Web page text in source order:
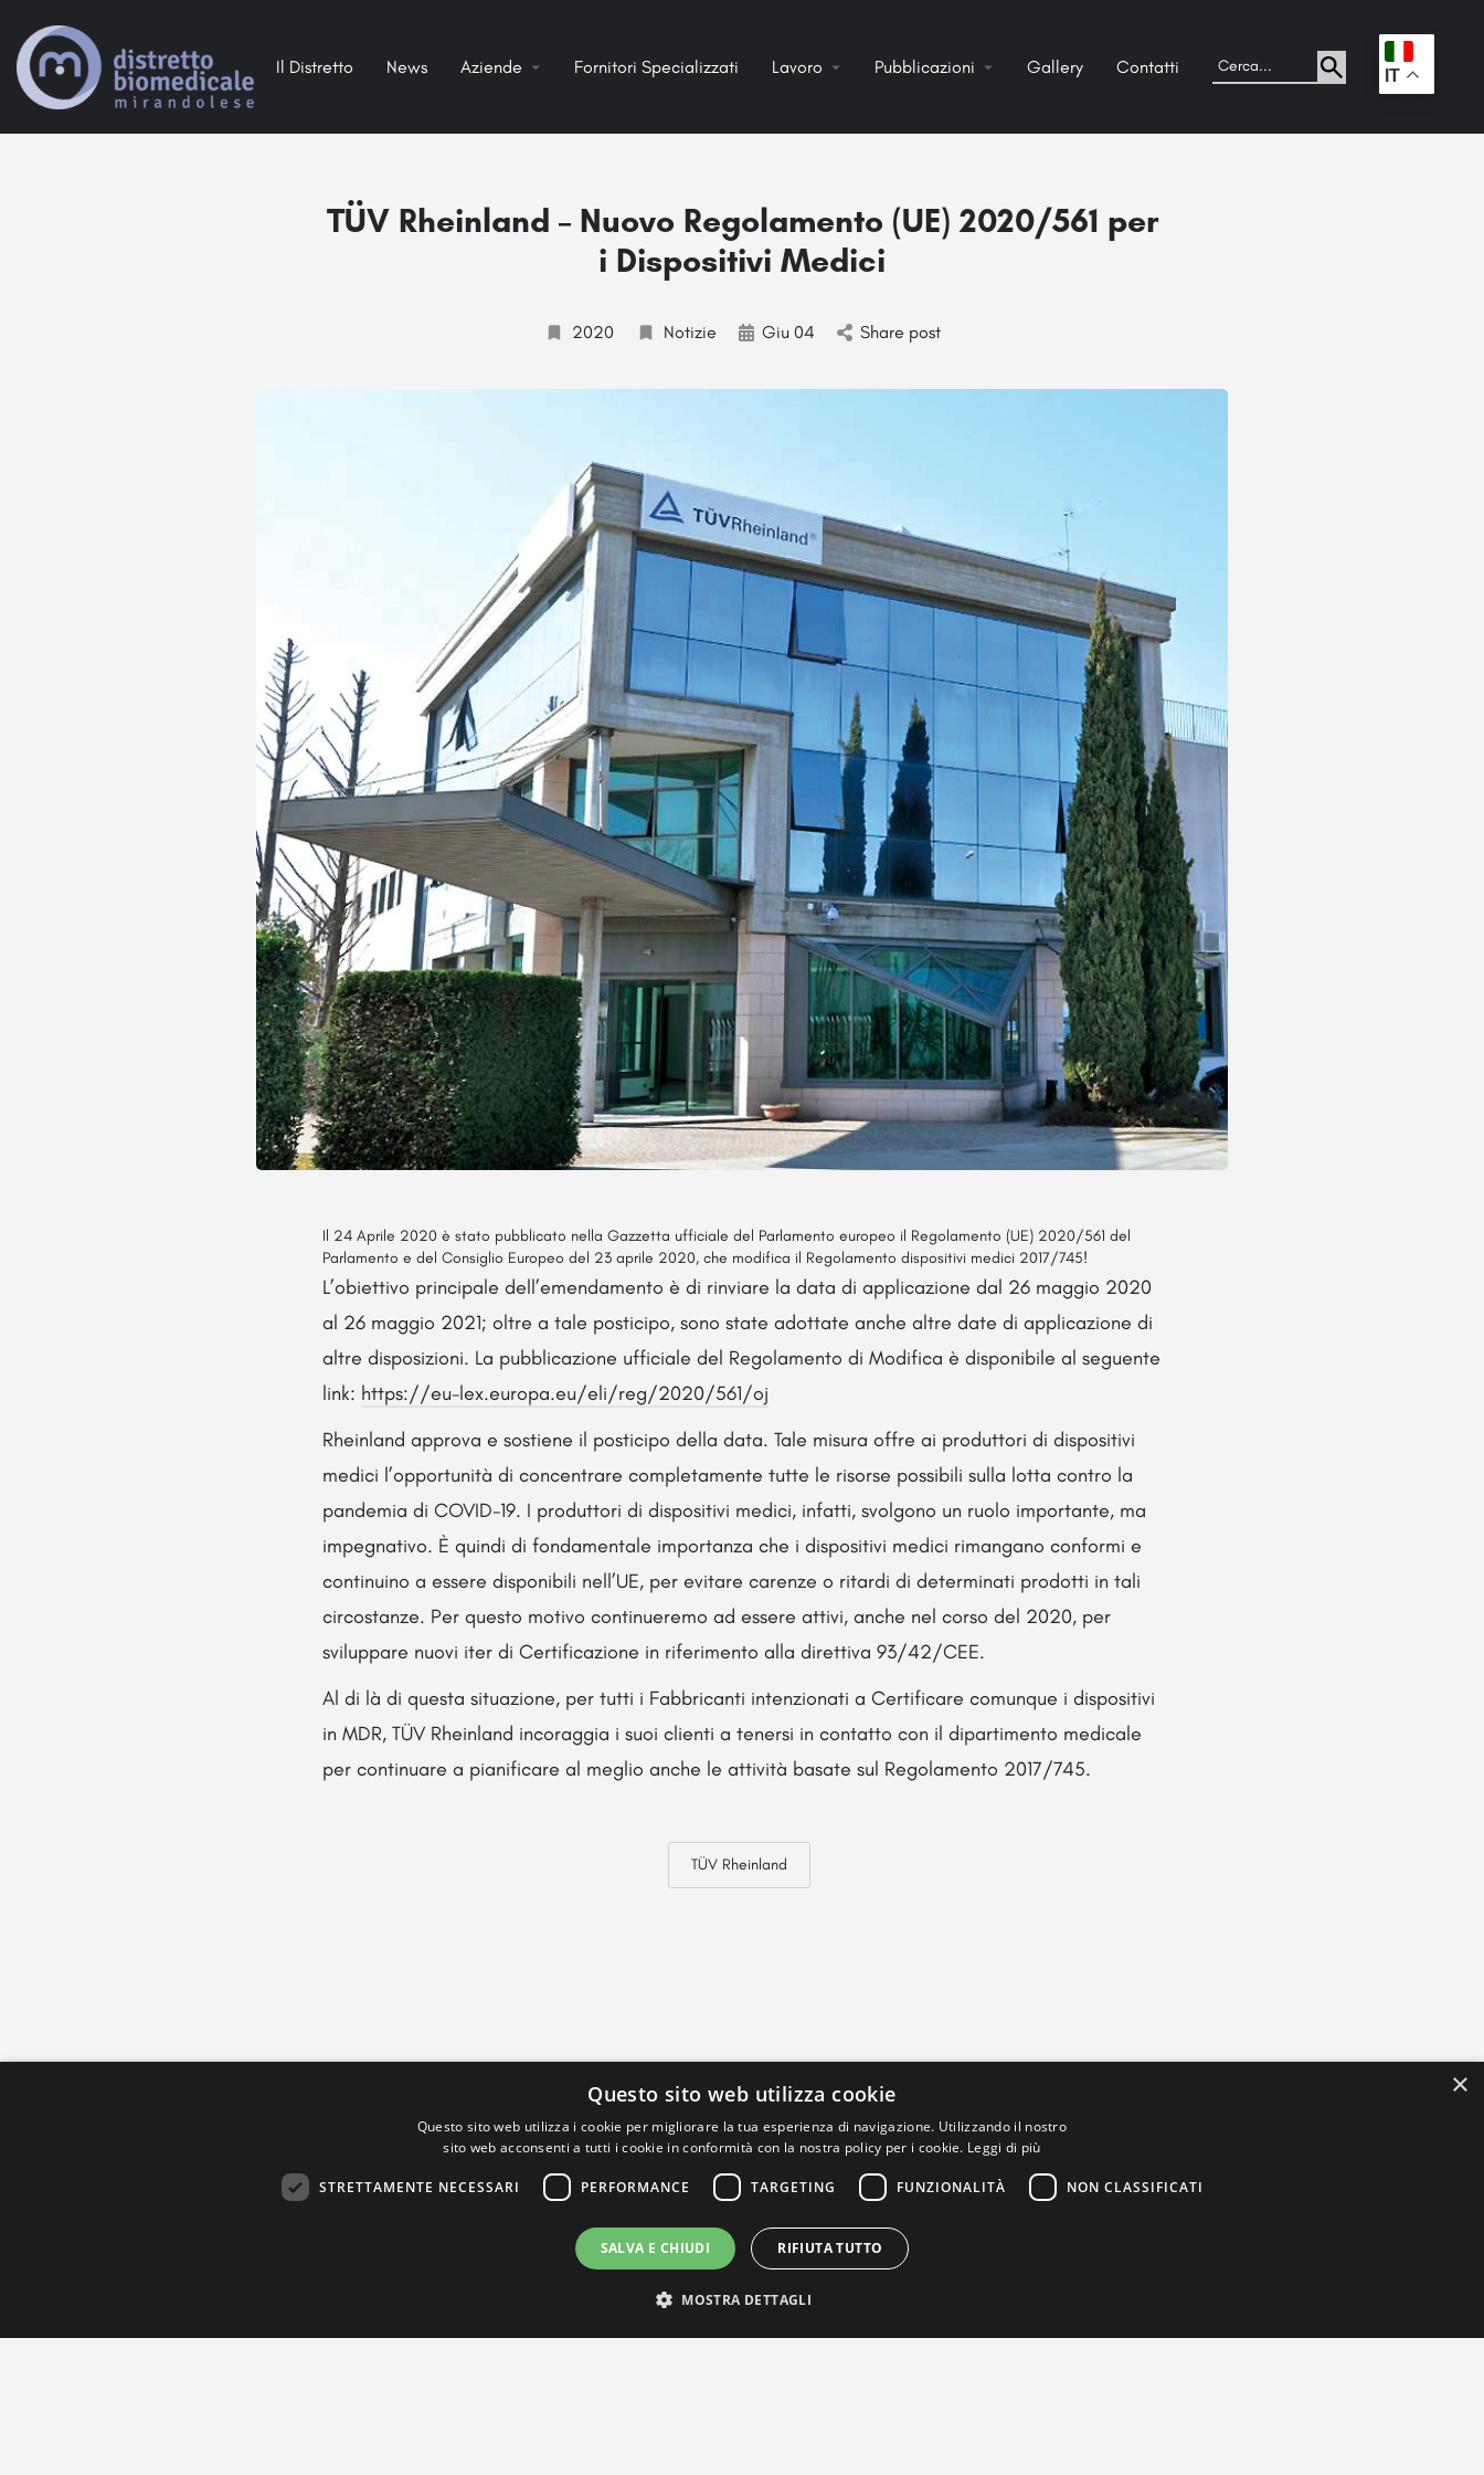
Il Distretto News Aziende Fornitori Specializzati Lavoro Pubblicazioni Gallery Contatti . IT
TÜV Rheinland – Nuovo Regolamento (UE) 2020/561 per
i Dispositivi Medici
2020 Notizie Giu 04 Share post
Il 24 Aprile 2020 è stato pubblicato nella Gazzetta ufficiale del Parlamento europeo il Regolamento (UE) 2020/561 del
Parlamento e del Consiglio Europeo del 23 aprile 2020, che modifica il Regolamento dispositivi medici 2017/745!
L’obiettivo principale dell’emendamento è di rinviare la data di applicazione dal 26 maggio 2020
al 26 maggio 2021; oltre a tale posticipo, sono state adottate anche altre date di applicazione di
altre disposizioni. La pubblicazione ufficiale del Regolamento di Modifica è disponibile al seguente
link: https://eu-lex.europa.eu/eli/reg/2020/561/oj
Rheinland approva e sostiene il posticipo della data. Tale misura offre ai produttori di dispositivi
medici l’opportunità di concentrare completamente tutte le risorse possibili sulla lotta contro la
pandemia di COVID-19. I produttori di dispositivi medici, infatti, svolgono un ruolo importante, ma
impegnativo. È quindi di fondamentale importanza che i dispositivi medici rimangano conformi e
continuino a essere disponibili nell’UE, per evitare carenze o ritardi di determinati prodotti in tali
circostanze. Per questo motivo continueremo ad essere attivi, anche nel corso del 2020, per
sviluppare nuovi iter di Certificazione in riferimento alla direttiva 93/42/CEE.
Al di là di questa situazione, per tutti i Fabbricanti intenzionati a Certificare comunque i dispositivi
in MDR, TÜV Rheinland incoraggia i suoi clienti a tenersi in contatto con il dipartimento medicale
per continuare a pianificare al meglio anche le attività basate sul Regolamento 2017/745.
TÜV Rheinland
×
Questo sito web utilizza cookie
Questo sito web utilizza i cookie per migliorare la tua esperienza di navigazione. Utilizzando il nostro
sito web acconsenti a tutti i cookie in conformità con la nostra policy per i cookie. Leggi di più
STRETTAMENTE NECESSARI PERFORMANCE TARGETING FUNZIONALITÀ NON CLASSIFICATI
SALVA E CHIUDI RIFIUTA TUTTO
MOSTRA DETTAGLI